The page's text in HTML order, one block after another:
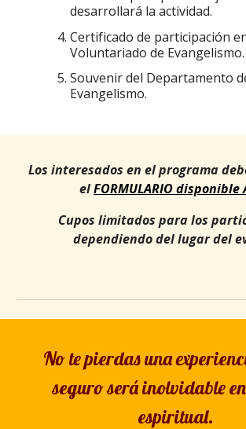
desarrollará la actividad.
Certificado de participación
Voluntariado de Evangelismo.
Souvenir del Departamento
Evangelismo.
Los interesados en el programa
elFORMULARIO disponible
Cupos limitados para los
dependiendo del lugar del
No te pierdas una
seguro será inolvidable
espiritual.